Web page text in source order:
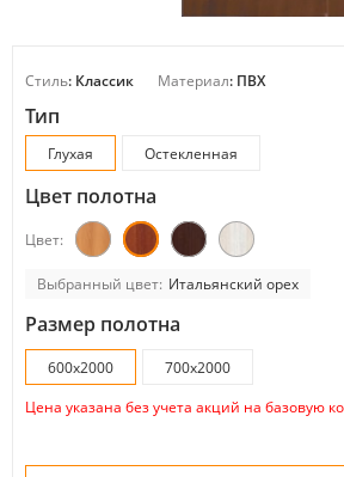
Стиль: Классик Материал: ПВХ
Тип
Глухая Остекленная
Цвет полотна
Цвет:
Выбранный цвет: Итальянский орех
Размер полотна
600х2000
700х2000
Цена указана без учета акций на базовую